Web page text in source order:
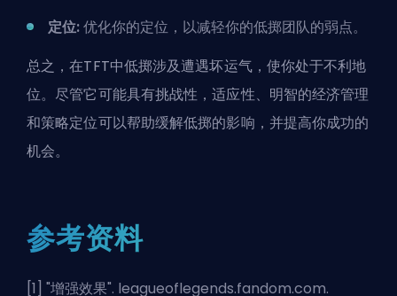
定位:优化你的定位，以减轻你的低掷团队的弱点。
总之，在TFT中低掷涉及遭遇坏运气，使你处于不利地
位。尽管它可能具有挑战性，适应性、明智的经济管理
和策略定位可以帮助缓解低掷的影响，并提高你成功的
机会。
参考资料
[1] "增强效果". leagueoflegends.fandom.com.